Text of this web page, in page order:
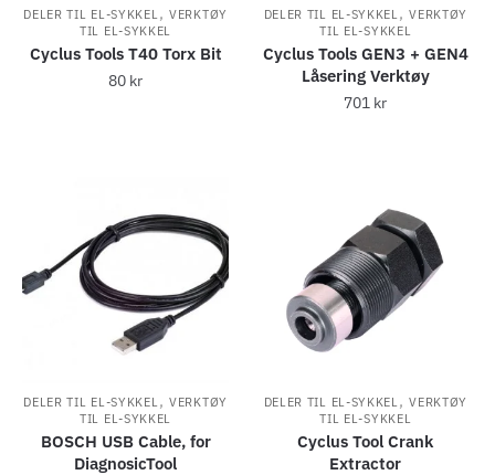
DELER TIL EL-SYKKEL,VERKTØY
TIL EL-SYKKEL
Cyclus Tools T40 Torx Bit
80 kr
DELER TIL EL-SYKKEL,VERKTØY
TIL EL-SYKKEL
Cyclus Tools GEN3 + GEN4
Låsering Verktøy
701 kr
DELER TIL EL-SYKKEL ,VERKTØY
TIL EL-SYKKEL
BOSCH USB Cable, for
DiagnosicTool
DELER TIL EL-SYKKEL ,VERKTØY
TIL EL-SYKKEL
Cyclus Tool Crank
Extractor